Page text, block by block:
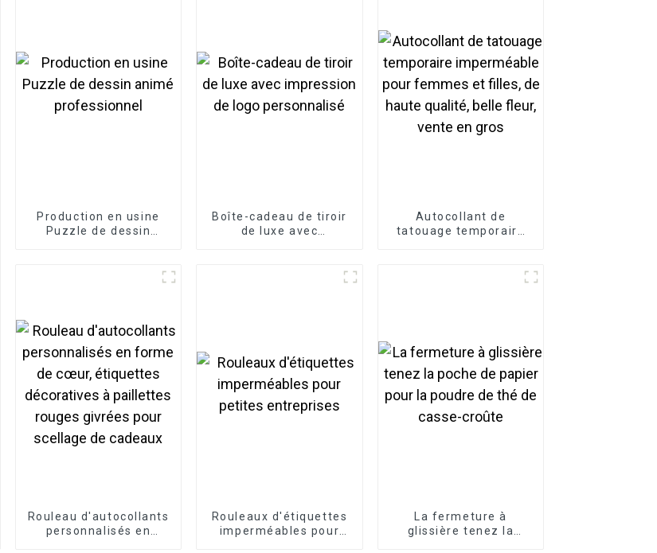
Production en usine
Puzzle de dessin
Boîte-cadeau de tiroir
de luxe avec
Autocollant de
tatouage temporaire
Rouleau d'autocollants
personnalisés en
Rouleaux d'étiquettes
imperméables pour
La fermeture à
glissière tenez la